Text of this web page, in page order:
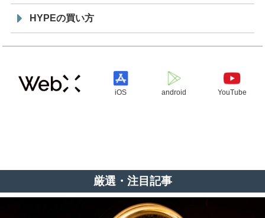
HYPEの買い方
iOS android YouTube
厳選・注目記事